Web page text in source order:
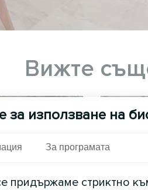
Вижте
за използване на
За програмата
придържаме стриктно